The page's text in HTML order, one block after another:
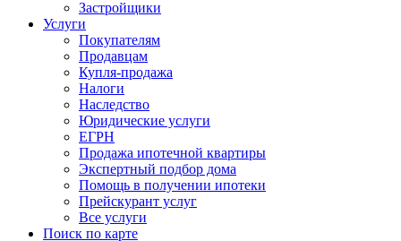
Застройщики
Услуги
Покупателям
Продавцам
Купля-продажа
Налоги
Наследство
Юридические услуги
ЕГРН
Продажа ипотечной квартиры
Экспертный подбор дома
Помощь в получении ипотеки
Прейскурант услуг
Все услуги
Поиск по карте